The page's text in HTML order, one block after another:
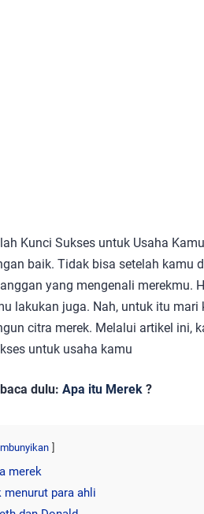
Kunci Sukses untuk Usaha
baik. Tidak bisa setelah kamu
yang mengenali merekmu.
lakukan juga. Nah, untuk itu
citra merek. Melalui artikel ini,
untuk usaha kamu
dulu: Apa itu Merek ?
merek
menurut para ahli